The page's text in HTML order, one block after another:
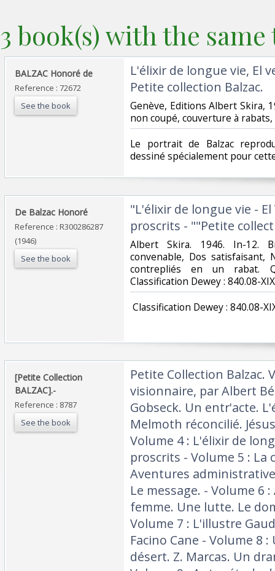
3 book(s) with the
‎BALZAC Honoré de‎
Reference : 72672
See the book
‎L'élixir de longue vie, El
Petite collection Balzac.‎
‎Genève, Editions Albert Skira,
non coupé, couverture à
‎Le portrait de Balzac
dessiné spécialement pour
‎De Balzac Honoré‎
Reference : R300286287
(1946)
See the book
‎"L'élixir de longue vie -
proscrits - ""Petite
‎Albert Skira. 1946. In-12.
convenable, Dos satisfaisant,
contrepliés en un rabat.
Classification Dewey : 840.08-
Classification Dewey : 840.08-
‎[Petite Collection
BALZAC].-‎
Reference : 8787
See the book
‎Petite Collection Balzac.
visionnaire, par Albert
Gobseck. Un entr'acte.
Melmoth réconcilié.
Volume 4 : L'élixir de
proscrits - Volume 5 : La
Aventures
Le message. - Volume 6
femme. Une lutte. Le
Volume 7 : L'illustre
Facino Cane - Volume 8
désert. Z. Marcas. Un